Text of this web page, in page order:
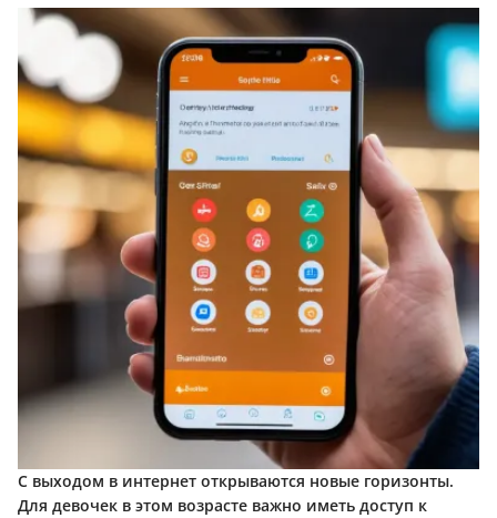
С выходом в интернет открываются новые горизонты.
Для девочек в этом возрасте важно иметь доступ к